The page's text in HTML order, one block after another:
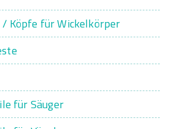
Köpfe für Wickelkörper
für Säuger